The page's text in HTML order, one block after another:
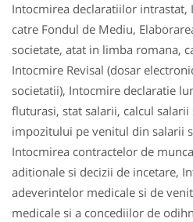
Intocmirea declaratiilor
catre Fondul de Mediu,
societate, atat in limba romana,
Intocmire Revisal (dosar
societatii), Intocmire declaratie
fluturasi, stat salarii, calcul
impozitului pe venitul din salarii
Intocmirea contractelor de
aditionale si decizii de incetare,
adeverintelor medicale si de
medicale si a concediilor de